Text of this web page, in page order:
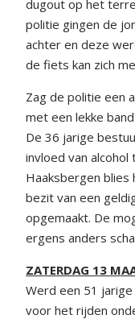
dugout op het
politie gingen de
achter en deze
de fiets kan zich
Zag de politie een
met een lekke
De 36 jarige
invloed van
Haaksbergen blies
bezit van een
opgemaakt. De
ergens anders
ZATERDAG 13
Werd een 51
voor het rijden